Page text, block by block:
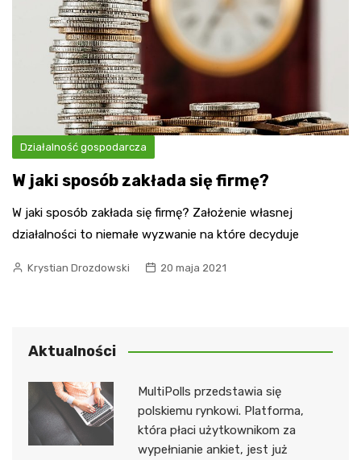
Działalność gospodarcza
W jaki sposób zakłada się firmę?
W jaki sposób zakłada się firmę? Założenie własnej
działalności to niemałe wyzwanie na które decyduje
Krystian Drozdowski 20 maja 2021
Aktualności
MultiPolls przedstawia się
polskiemu rynkowi. Platforma,
która płaci użytkownikom za
wypełnianie ankiet, jest już